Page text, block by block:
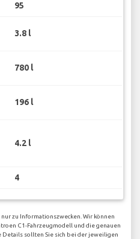
95
3.8 l
780 l
196 l
4.2 l
4
zu Informationszwecken. Wir können
C1-Fahrzeugmodell und die genauen
sollten Sie sich bei der jeweiligen